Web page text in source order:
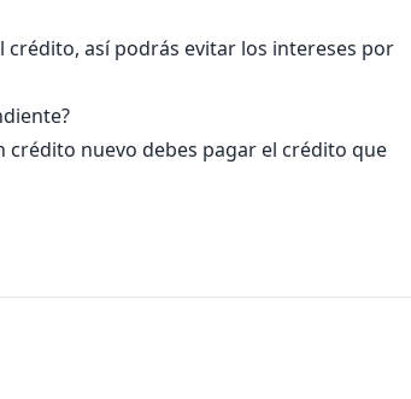
así podrás evitar los intereses por
crédito nuevo debes pagar el crédito que